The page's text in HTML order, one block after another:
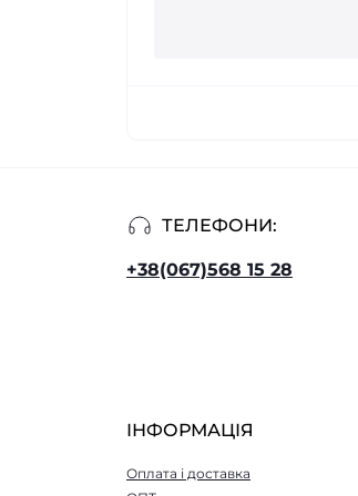
ТЕЛЕФОНИ:
+38(067)568 15 28
ІНФОРМАЦІЯ
Оплата і доставка